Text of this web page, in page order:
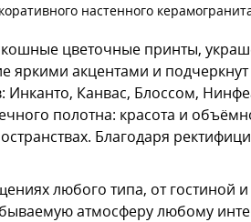
настенного
цветочные принты,
акцентами и подчеркнут
Инканто, Канвас, Блоссом,
полотна: красота и
Благодаря
любого типа, от гостиной
атмосферу любому